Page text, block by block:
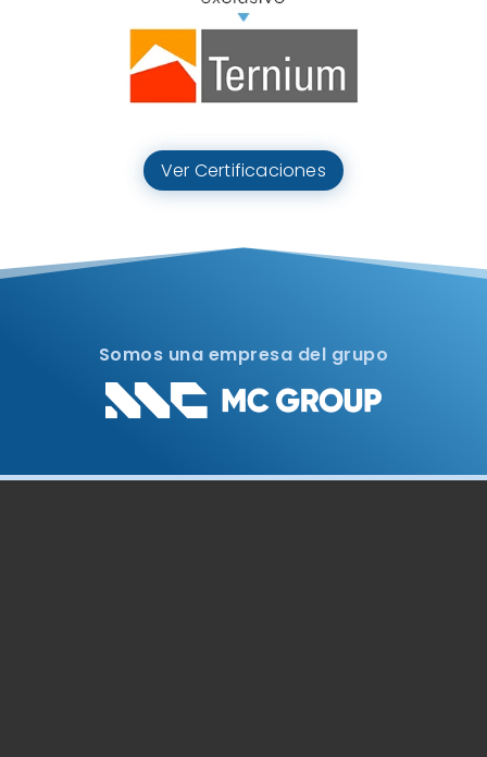
Ver Certificaciones
Somos una empresa del grupo